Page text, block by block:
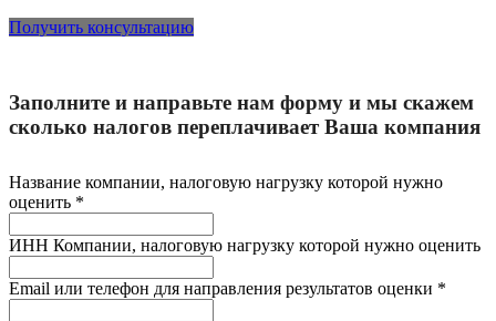
Получить консультацию
Заполните и направьте нам форму и мы скажем
сколько налогов переплачивает Ваша компания
Название компании, налоговую нагрузку которой нужно
оценить *
ИНН Компании, налоговую нагрузку которой нужно оценить
Email или телефон для направления результатов оценки *